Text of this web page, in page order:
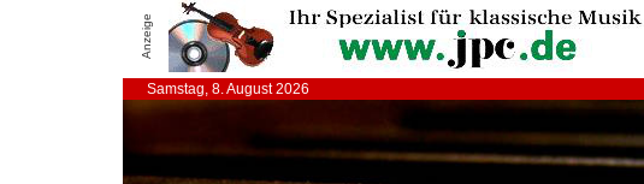
Anzeige
Samstag, 8. August 2026